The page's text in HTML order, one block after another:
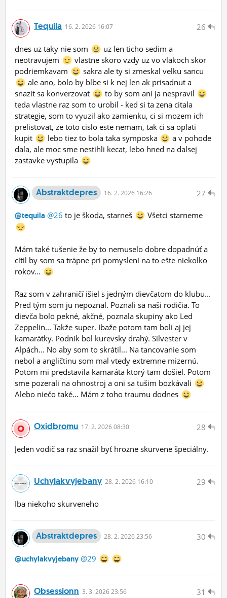
26
Tequila 16. 2. 2026 16:07
dnes uz taky nie som
uz len ticho sedim a
neotravujem
vlastne skoro vzdy uz vo vlakoch skor
podriemkavam
sakra ale ty si zmeskal velku sancu
ale ano, bolo by blbe si k nej len ak prisadnut a
snazit sa konverzovat
to by som ani ja nespravil
teda vlastne raz som to urobil - ked si ta zena citala
strategie, som to vyuzil ako zamienku, ci si mozem ich
prelistovat, ze toto cislo este nemam, tak ci sa oplati
kupit
lebo tiez to bola taka symposka
a v pohode
dala, ale moc sme nestihli kecat, lebo hned na dalsej
zastavke vystupila
27
Abstraktdepres 16. 2. 2026 16:26
@tequila @26 to je škoda, starneš Všetci starneme
Mám také tušenie že by to nemuselo dobre dopadnúť a
cítil by som sa trápne pri pomyslení na to ešte niekolko
rokov...
Raz som v zahraničí išiel s jedným dievčatom do klubu...
Pred tým som ju nepoznal. Poznali sa naši rodičia. To
dievča bolo pekné, akčné, poznala skupiny ako Led
Zeppelin... Takže super. Ibaže potom tam boli aj jej
kamarátky. Podnik bol kurevsky drahý. Silvester v
Alpách... No aby som to skrátil... Na tancovanie som
nebol a angličtinu som mal vtedy extremne mizernú.
Potom mi predstavila kamaráta ktorý tam došiel. Potom
sme pozerali na ohnostroj a oni sa tušim bozkávali
Alebo niečo také... Mám z toho traumu dodnes
28
Oxidbromu 17. 2. 2026 08:30
Jeden vodič sa raz snažil byť hrozne skurvene špeciálny.
29
Uchylakvyjebany 28. 2. 2026 16:10
Iba niekoho skurveneho
30
Abstraktdepres 28. 2. 2026 23:56
@uchylakvyjebany @29
31
Obsessionn 3. 3. 2026 23:56